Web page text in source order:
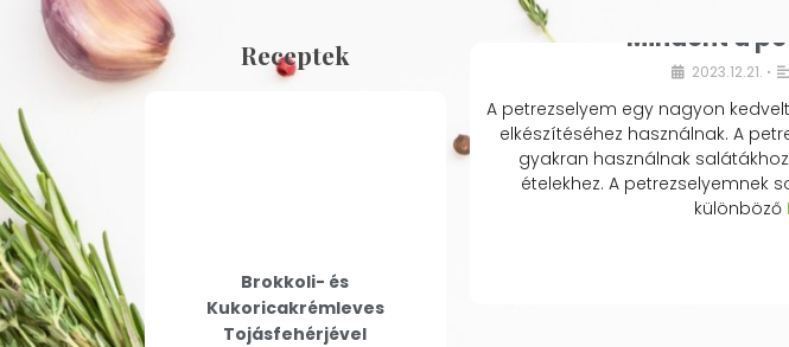
Receptek
Brokkoli- és
Kukoricakrémleves
Tojásfehérjével
Mindent a
2023.12.21. •
A petrezselyem egy nagyon
elkészítéséhez használnak. A
gyakran használnak
ételekhez. A petrezselyemnek
különböző